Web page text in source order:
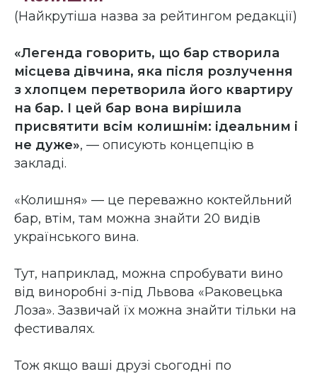
(Найкрутіша назва за рейтингом редакції)
«Легенда говорить, що бар створила
місцева дівчина, яка після розлучення
з хлопцем перетворила його квартиру
на бар. І цей бар вона вирішила
присвятити всім колишнім: ідеальним і
не дуже», — описують концепцію в
закладі.
«Колишня» — це переважно коктейльний
бар, втім, там можна знайти 20 видів
українського вина.
Тут, наприклад, можна спробувати вино
від виноробні з-під Львова «Раковецька
Лоза». Зазвичай їх можна знайти тільки на
фестивалях.
Тож якщо ваші друзі сьогодні по